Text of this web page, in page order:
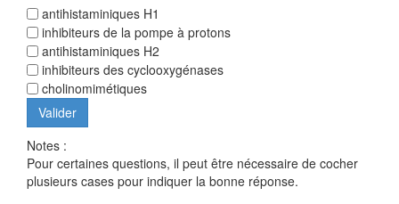
antihistaminiques H1
inhibiteurs de la pompe à protons
antihistaminiques H2
inhibiteurs des cyclooxygénases
cholinomimétiques
Notes :
Pour certaines questions, il peut être nécessaire de cocher
plusieurs cases pour indiquer la bonne réponse.